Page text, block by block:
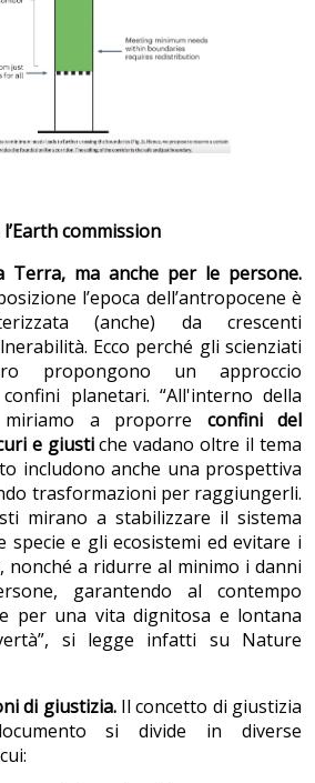
commission
Terra, ma anche per le persone.
l’epoca dell’antropocene è
(anche) da crescenti
Ecco perché gli scienziati
propongono un approccio
planetari. “All'interno della
miriamo a proporre confini del
e giustiche vadano oltre il tema
includono anche una prospettiva
trasformazioni per raggiungerli.
mirano a stabilizzare il sistema
specie e gli ecosistemi ed evitare i
a ridurre al minimo i danni
garantendo al contempo
per una vita dignitosa e lontana
si legge infatti su Nature
di giustizia.Il concetto di giustizia
si divide in diverse